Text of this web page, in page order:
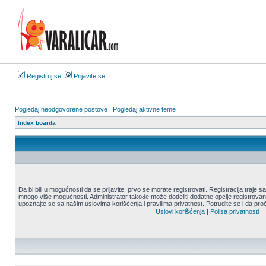
Registruj se Prijavite se
Pogledaj neodgovorene postove | Pogledaj aktivne teme
Index boarda
Da bi bili u mogućnosti da se prijavite, prvo se morate registrovati. Registracija traje
mnogo više mogućnosti. Administrator takođe može dodeliti dodatne opcije
upoznajte se sa našim uslovima korišćenja i pravilima privatnost. Potrudite se i da
Uslovi korišćenja| Polisa privatnosti